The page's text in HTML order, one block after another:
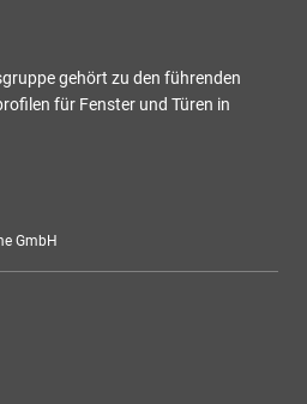
gehört zu den führenden
für Fenster und Türen in
GmbH